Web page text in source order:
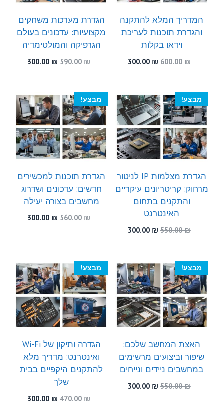
המדריך המלא להתקנה
והגדרת תוכנות לעריכת
וידאו בקלות
600.00₪
המחיר
600.00 ₪.
300.00 ₪
300.00 ₪.
הגדרת מערכות משחקים
מקצועיות: עדכונים בעולם
הגרפיקה והמולטימדיה
590.00₪
המחיר
590.00 ₪.
300.00 ₪
המחיר
300.00 ₪.
מבצע!
הגדרת מצלמות IP לניטור
מרחוק: קריטריונים עיקריים
והתקנים בתחום
האינטרנט
550.00₪
המחיר
550.00 ₪.
300.00 ₪
300.00 ₪.
מבצע!
הגדרת תוכנות למכשירים
חדשים: עדכונים ושדרוג
מחשבים בצורה יעילה
560.00₪
המחיר
300.00 ₪
המחיר
מבצע!
האצת המחשב שלכם:
שיפור וביצועים מרשימים
במחשבים ניידים ונייחים
550.00₪
המחיר
300.00 ₪
מבצע!
הגדרה ותיקון של Wi-Fi
ואינטרנט: מדריך מלא
להתקנים היקפיים בבית
שלך
470.00₪
המחיר
300.00 ₪
המחיר